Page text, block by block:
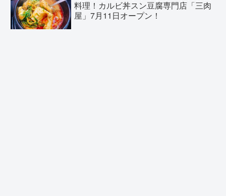
料理！カルビ丼スン豆腐専門店「三肉
屋」7月11日オープン！